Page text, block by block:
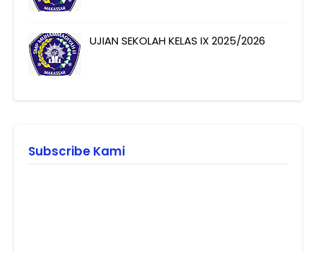
UJIAN SEKOLAH KELAS IX 2025/2026
Subscribe Kami